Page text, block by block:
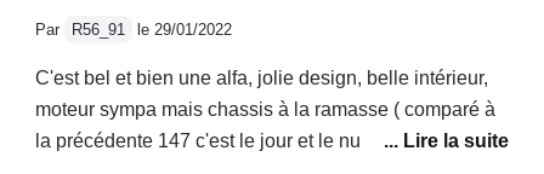
confortable.Très belle sonorité qui donne envie
d'accélerer, même avec la ligne d'origine.Enfin
magnifique design, c'est une voiture très belle à
regarder.
Par R56_91 le 29/01/2022
C'est bel et bien une alfa, jolie design, belle intérieur,
moteur sympa mais chassis à la ramasse ( comparé à
la précédente 147 c'est le jour et le nuit...) Fiabilité à